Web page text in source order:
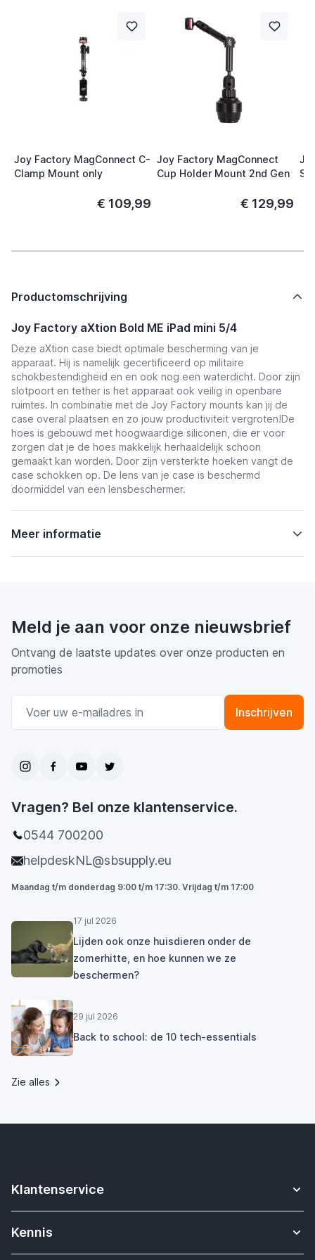
Joy Factory MagConnect C-
Clamp Mount only
€ 109,99
Joy Factory MagConnect
Cup Holder Mount 2nd Gen
€ 129,99
Productomschrijving
Joy Factory aXtion Bold ME iPad mini 5/4
Deze aXtion case biedt optimale bescherming van je
apparaat. Hij is namelijk gecertificeerd op militaire
schokbestendigheid en en ook nog een waterdicht. Door zijn
slotpoort en tether is het apparaat ook veilig in openbare
ruimtes. In combinatie met de Joy Factory mounts kan jij de
case overal plaatsen en zo jouw productiviteit vergroten!De
hoes is gebouwd met hoogwaardige siliconen, die er voor
zorgen dat je de hoes makkelijk herhaaldelijk schoon
gemaakt kan worden. Door zijn versterkte hoeken vangt de
case schokken op. De lens van je case is beschermd
doormiddel van een lensbeschermer.
Meer informatie
Meld je aan voor onze nieuwsbrief
Ontvang de laatste updates over onze producten en
promoties
Inschrijven
Vragen? Bel onze klantenservice.
0544 700200
helpdeskNL@sbsupply.eu
Maandag t/m donderdag 9:00 t/m 17:30. Vrijdag t/m 17:00
17 jul 2026
Lijden ook onze huisdieren onder de
zomerhitte, en hoe kunnen we ze
beschermen?
29 jul 2026
Back to school: de 10 tech-essentials
Zie alles
Klantenservice
Contact
Kennis